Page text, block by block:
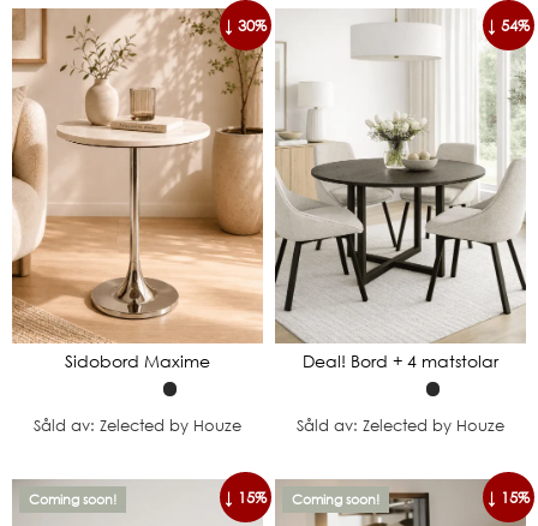
↓ 30%
Sidobord Maxime
Såld av: Zelected by Houze
↓ 54%
Deal! Bord + 4 matstolar
Såld av: Zelected by Houze
Coming soon! ↓ 15% Coming soon! ↓ 15%